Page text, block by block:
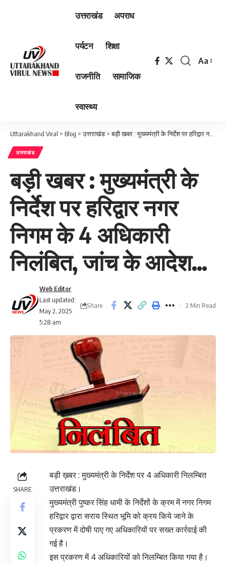
उत्तराखंड अपराध
पर्यटन शिक्षा
राजनीति सामाजिक
स्वास्थ्य
Font
Aa
Uttarakhand Viral > Blog >उत्तराखंड >बड़ी खबर : मुख्यमंत्री के निर्देश पर हरिद्वार नगर निगम के 4 अधिकारी निलंबित, जांच के आदेश…
उत्तराखंड
बड़ी खबर : मुख्यमंत्री के
निर्देश पर हरिद्वार नगर
निगम के 4 अधिकारी
निलंबित, जांच के आदेश…
Last updated:
May 2, 2025
5:28 am
Web Editor
Share 2 Min Read
SHARE
बड़ी ख़बर : मुख्यमंत्री के निर्देश पर 4 अधिकारी निलम्बित
उत्तराखंड।
मुख्यमंत्री पुष्कर सिंह धामी के निर्देशों के क्रम में नगर निगम
हरिद्वार द्वारा सराय स्थित भूमि को क्रय किये जाने के
प्रकरण में दोषी पाए गए अधिकारियों पर सख्त कार्रवाई की
गई है।
इस प्रकरण में 4 अधिकारियों को निलम्बित किया गया है।